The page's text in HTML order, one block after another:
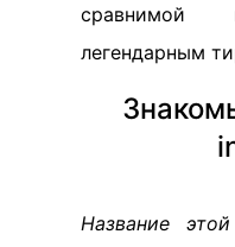
легендарным
Название